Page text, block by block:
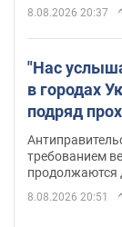
8.08.2026 20:37
"Нас
в городах
подряд
поддержку
видео
требованием
продолжаются
8.08.2026 20:51